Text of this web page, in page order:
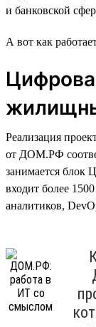
и банковской
А вот как
Реализация
от ДОМ.РФ
занимается блок
входит более
аналитиков,